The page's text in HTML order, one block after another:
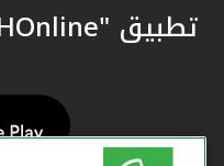
تطبيق "KFHOnline" للهواتف الذكية